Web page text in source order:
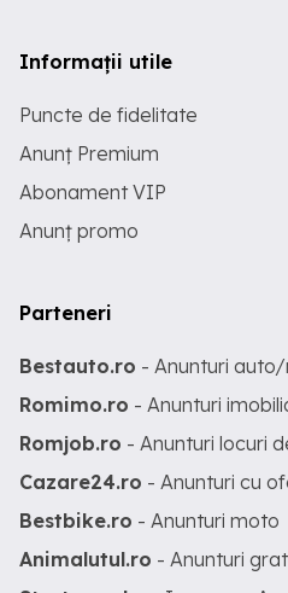
Informații utile
Puncte de fidelitate
Anunț Premium
Abonament VIP
Anunț promo
Parteneri
Bestauto.ro - Anunturi
Romimo.ro - Anunturi
Romjob.ro - Anunturi locuri
Cazare24.ro - Anunturi cu
Bestbike.ro - Anunturi moto
Animalutul.ro - Anunturi